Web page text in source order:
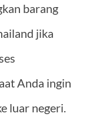
barang
jika
Anda ingin
luar negeri.